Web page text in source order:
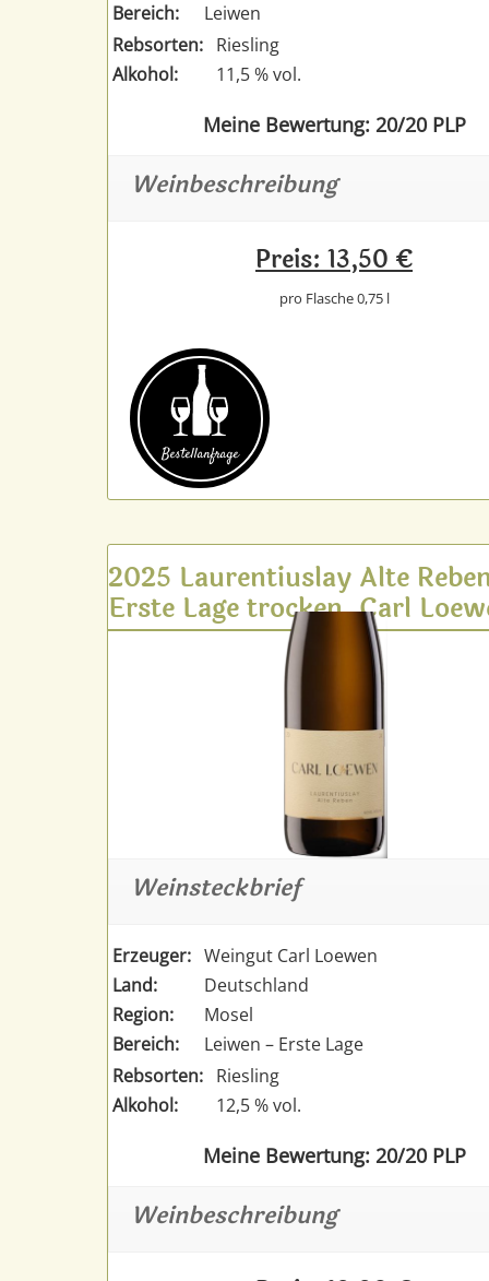
Bereich:
Leiwen
Rebsorten: Riesling
Alkohol:
11,5 % vol.
Meine Bewertung: 20/20 PLP
Weinbeschreibung
Preis: 13,50 €
pro Flasche 0,75 l
Bestell­anfrage
2025 Laurentiuslay Alte
Erste Lage trocken, Carl
Weinsteckbrief
Erzeuger: Weingut Carl Loewen
Land:
Deutschland
Region:
Mosel
Bereich:
Leiwen – Erste Lage
Rebsorten: Riesling
Alkohol:
12,5 % vol.
Meine Bewertung: 20/20 PLP
Weinbeschreibung